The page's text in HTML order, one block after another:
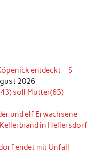
entdeckt – S-
2026
soll Mutter(65)
und elf Erwachsene
in Hellersdorf
endet mit Unfall –